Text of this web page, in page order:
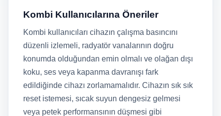
Kombi Kullanıcılarına Öneriler
Kombi kullanıcıları cihazın çalışma basıncını
düzenli izlemeli, radyatör vanalarının doğru
konumda olduğundan emin olmalı ve olağan dışı
koku, ses veya kapanma davranışı fark
edildiğinde cihazı zorlamamalıdır. Cihazın sık sık
reset istemesi, sıcak suyun dengesiz gelmesi
veya petek performansının düşmesi gibi